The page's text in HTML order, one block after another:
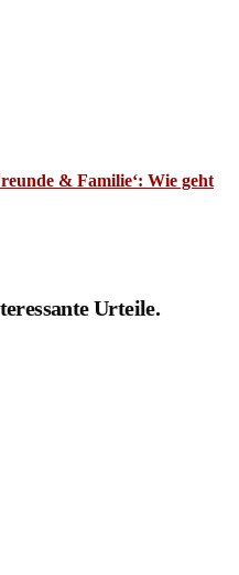
& Familie‘: Wie geht
Urteile.